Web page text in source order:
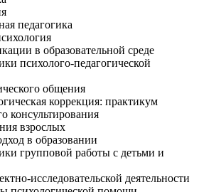
педагогика
в образовательной среде
психолого-педагогической
общения
коррекция: практикум
консультирования
взрослых
в образовании
групповой работы с детьми и
исследовательской деятельности